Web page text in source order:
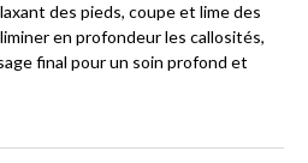
des pieds, coupe et lime des
en profondeur les callosités,
final pour un soin profond et